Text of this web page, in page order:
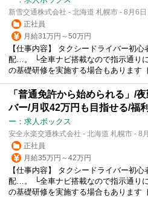
新雪交通株式会社 - 北海道 札幌市 - 8月6日
正社員
月給31万円～50万円
【仕事内容】 タクシードライバー初
配…。 └全車ナビ搭載なので指示通り
の基礎研修を実施する場合もあります
「普通免許から始められる」/
バー/月収42万円も目指せる/福
ー：求人ボックス
安全永楽交通株式会社 - 北海道 札幌市 - 8
正社員
月給35万円～42万円
【仕事内容】 タクシードライバー初
配…。 └全車ナビ搭載なので指示通り
の基礎研修を実施する場合もあります